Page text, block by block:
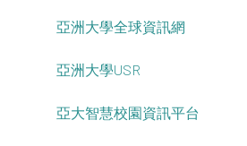
亞洲大學全球資訊網
亞洲大學USR
亞大智慧校園資訊平台